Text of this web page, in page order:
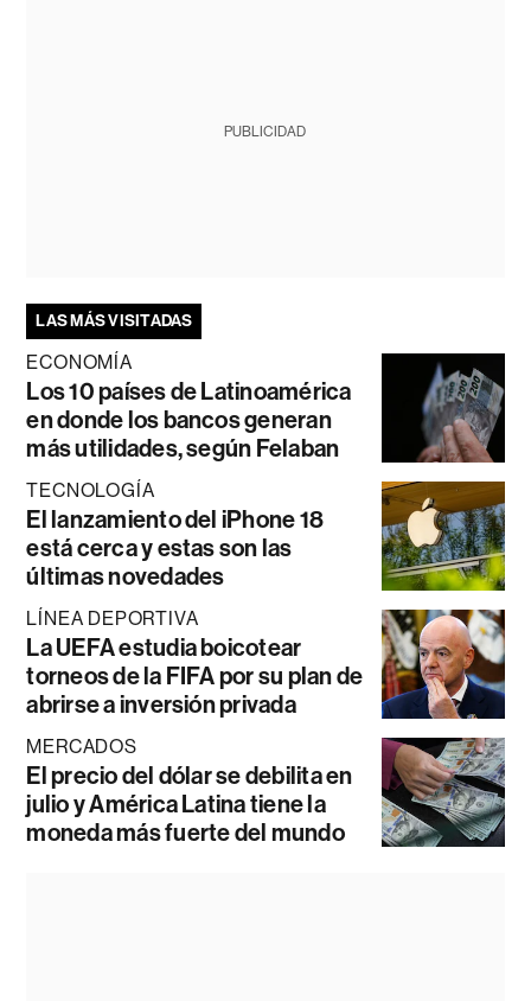
PUBLICIDAD
LAS MÁS VISITADAS
ECONOMÍA
Los 10 países de Latinoamérica
en donde los bancos generan
más utilidades, según Felaban
TECNOLOGÍA
El lanzamiento del iPhone 18
está cerca y estas son las
últimas novedades
LÍNEA DEPORTIVA
La UEFA estudia boicotear
torneos de la FIFA por su plan de
abrirse a inversión privada
MERCADOS
El precio del dólar se debilita en
julio y América Latina tiene la
moneda más fuerte del mundo